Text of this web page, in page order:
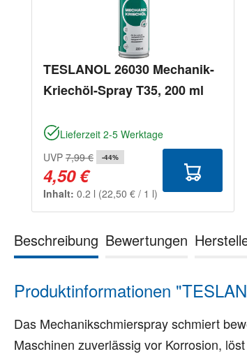
TESLANOL 26030 Mechanik-
Kriechöl-Spray T35, 200 ml
Lieferzeit 2-5 Werktage
UVP 7,99 € -44%
4,50 €
Inhalt: 0.2 l (22,50 € / 1 l)
Beschreibung Bewertungen
Produktinformationen
Das Mechanikschmierspray schmiert
Maschinen zuverlässig vor Korrosion,